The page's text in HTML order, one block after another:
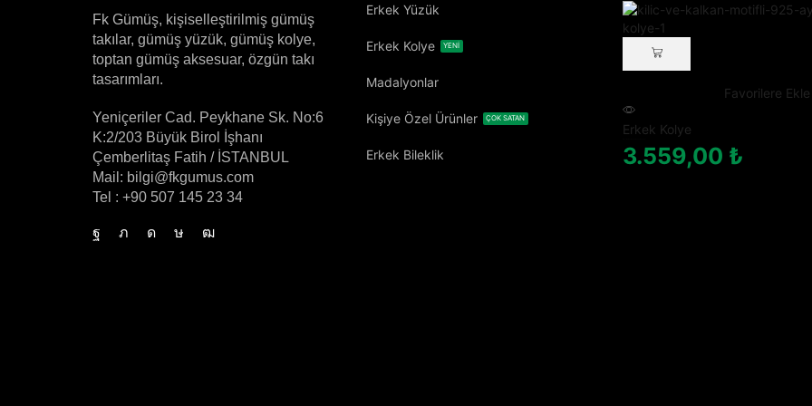
Fk Gümüş, kişiselleştirilmiş gümüş
takılar, gümüş yüzük, gümüş kolye,
toptan gümüş aksesuar, özgün takı
tasarımları.
Yeniçeriler Cad. Peykhane Sk. No:6
K:2/203 Büyük Birol İşhanı
Çemberlitaş Fatih / İSTANBUL
Mail: bilgi@fkgumus.com
Tel : +90 507 145 23 34
Erkek Yüzük
Erkek Kolye YENİ
Madalyonlar
Kişiye Özel Ürünler ÇOK SATAN
Erkek Bileklik
Favorilere Ekle
Erkek Kolye
3.559,00 ₺